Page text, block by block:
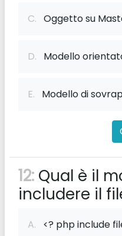
C. Oggetto su
D. Modello
E. Modello di
12: Qual è il
includere il
A. <? php include